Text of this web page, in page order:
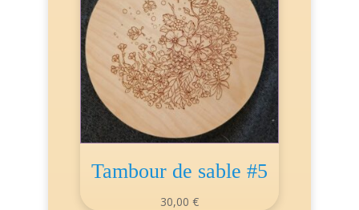
Tambour de sable #5
30,00 €